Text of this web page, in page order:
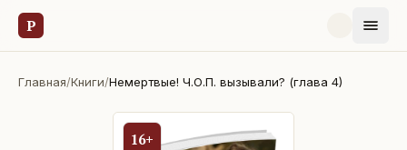
Р
Главная/Книги/Немертвые! Ч.О.П. вызывали? (глава 4)
16+